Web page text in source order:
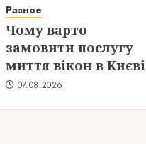
Разное
Чому варто
замовити послугу
миття вікон в Києві
07.08.2026